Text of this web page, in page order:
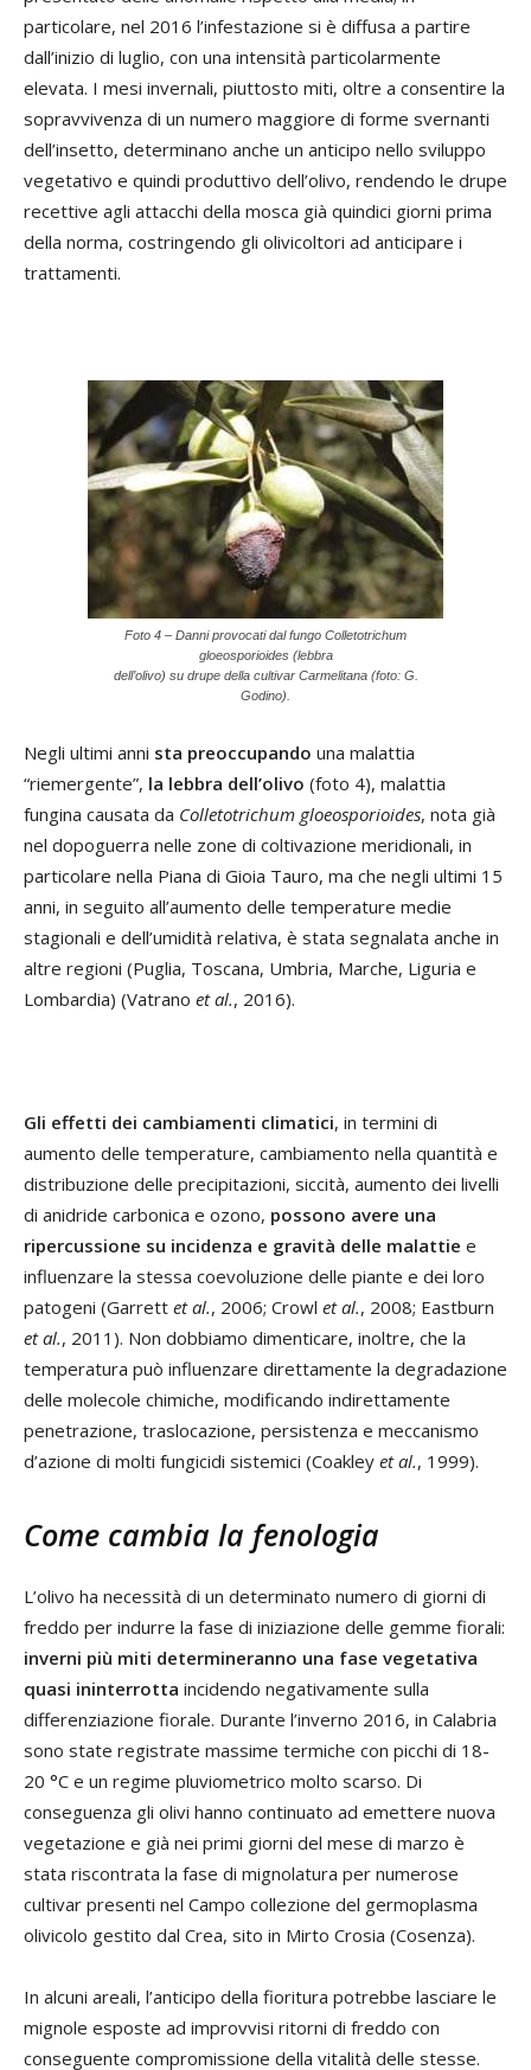
particolare, nel 2016 l’infestazione si è diffusa a partire
dall’inizio di luglio, con una intensità particolarmente
elevata. I mesi invernali, piuttosto miti, oltre a consentire la
sopravvivenza di un numero maggiore di forme svernanti
dell’insetto, determinano anche un anticipo nello sviluppo
vegetativo e quindi produttivo dell’olivo, rendendo le drupe
recettive agli attacchi della mosca già quindici giorni prima
della norma, costringendo gli olivicoltori ad anticipare i
trattamenti.
Foto 4 – Danni provocati dal fungo Colletotrichum
gloeosporioides (lebbra
dell’olivo) su drupe della cultivar Carmelitana (foto: G.
Godino).
Negli ultimi anni sta preoccupando una malattia
“riemergente”, la lebbra dell’olivo (foto 4), malattia
fungina causata da Colletotrichum gloeosporioides, nota già
nel dopoguerra nelle zone di coltivazione meridionali, in
particolare nella Piana di Gioia Tauro, ma che negli ultimi 15
anni, in seguito all’aumento delle temperature medie
stagionali e dell’umidità relativa, è stata segnalata anche in
altre regioni (Puglia, Toscana, Umbria, Marche, Liguria e
Lombardia) (Vatrano et al., 2016).
Gli effetti dei cambiamenti climatici, in termini di
aumento delle temperature, cambiamento nella quantità e
distribuzione delle precipitazioni, siccità, aumento dei livelli
di anidride carbonica e ozono, possono avere una
ripercussione su incidenza e gravità delle malattie e
influenzare la stessa coevoluzione delle piante e dei loro
patogeni (Garrett et al., 2006; Crowl et al., 2008; Eastburn
et al., 2011). Non dobbiamo dimenticare, inoltre, che la
temperatura può influenzare direttamente la degradazione
delle molecole chimiche, modificando indirettamente
penetrazione, traslocazione, persistenza e meccanismo
d’azione di molti fungicidi sistemici (Coakley et al., 1999).
Come cambia la fenologia
L’olivo ha necessità di un determinato numero di giorni di
freddo per indurre la fase di iniziazione delle gemme fiorali:
inverni più miti determineranno una fase vegetativa
quasi ininterrotta incidendo negativamente sulla
differenziazione fiorale. Durante l’inverno 2016, in Calabria
sono state registrate massime termiche con picchi di 18-
20 °C e un regime pluviometrico molto scarso. Di
conseguenza gli olivi hanno continuato ad emettere nuova
vegetazione e già nei primi giorni del mese di marzo è
stata riscontrata la fase di mignolatura per numerose
cultivar presenti nel Campo collezione del germoplasma
olivicolo gestito dal Crea, sito in Mirto Crosia (Cosenza).
In alcuni areali, l’anticipo della fioritura potrebbe lasciare le
mignole esposte ad improvvisi ritorni di freddo con
conseguente compromissione della vitalità delle stesse.